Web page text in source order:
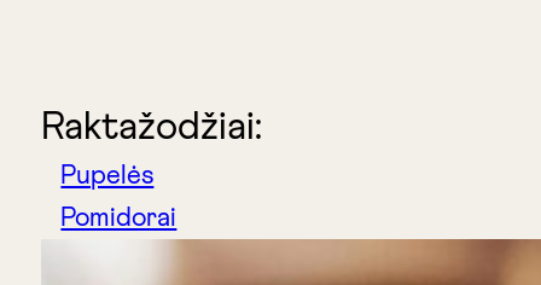
Raktažodžiai:
Pupelės
Pomidorai